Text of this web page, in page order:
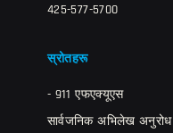
425-577-5700
स्रोतहरू
- 911 एफएक्यूएस
सार्वजनिक अभिलेख अनुरोध